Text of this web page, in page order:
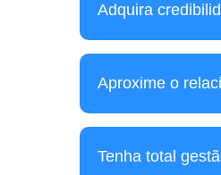
Adquira
Aproxime o
Tenha total